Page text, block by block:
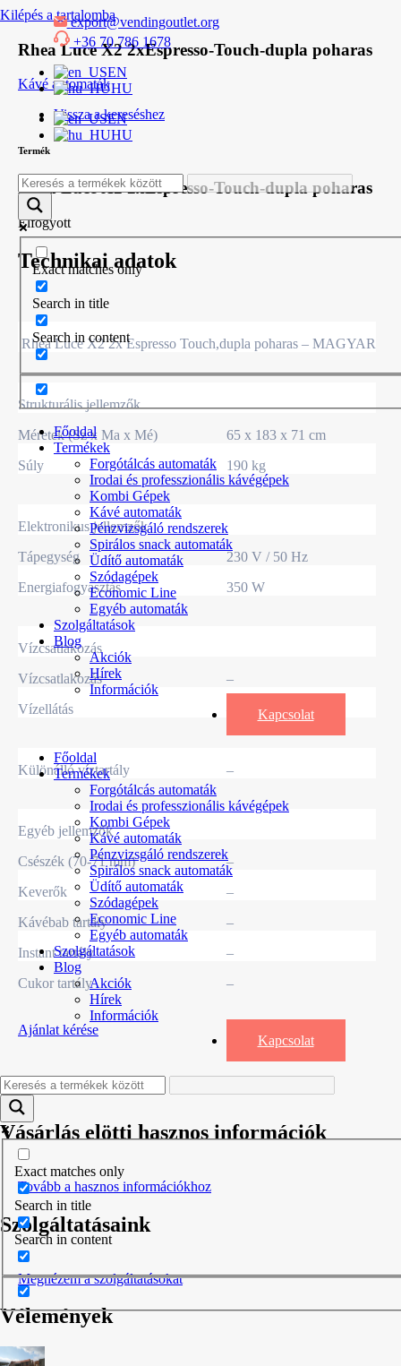
Kilépés a tartalombaexport@vendingoutlet.org
+36 70 786 1678
EN
HU
EN
HU
Exact matches only
Search in title
Search in content
Főoldal
Termékek
Forgótálcás automaták
Irodai és professzionális kávégépek
Kombi Gépek
Kávé automaták
Pénzvizsgáló rendszerek
Spirálos snack automaták
Üdítő automaták
Szódagépek
Economic Line
Egyéb automaták
Szolgáltatások
Blog
Akciók
Hírek
Információk
Kapcsolat
Főoldal
Termékek
Forgótálcás automaták
Irodai és professzionális kávégépek
Kombi Gépek
Kávé automaták
Pénzvizsgáló rendszerek
Spirálos snack automaták
Üdítő automaták
Szódagépek
Economic Line
Egyéb automaták
Szolgáltatások
Blog
Akciók
Hírek
Információk
Kapcsolat
Exact matches only
Search in title
Search in content
Rhea Luce X2 2xEspresso-Touch-dupla poharas
Kávé automaták
Vissza a kereséshez
Termék
Rhea Luce X2 2xEspresso-Touch-dupla poharas
Elfogyott
Technikai adatok
Rhea Luce X2 2x Espresso Touch,dupla poharas – MAGYAR
Strukturális jellemzők
Méretek (Sz x Ma x Mé)
65 x 183 x 71 cm
Súly
190 kg
Elektronikus jellemzők
Tápegység
230 V / 50 Hz
Energiafogyasztás
350 W
Vízcsatlakozás
Vízcsatlakozás
–
Vízellátás
Különálló víztartály –
Egyéb jellemzők
Csészék (70-71 mm)
–
Keverők
–
Kávébab tartály
–
Instant tartály
–
Cukor tartály
–
Ajánlat kérése
Vásárlás elötti hasznos információk
Tovább a hasznos információkhoz
Szolgáltatásaink
Megnézem a szolgáltatásokat
Vélemények